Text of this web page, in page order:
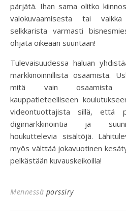
pärjätä. Ihan sama olitko
valokuvaamisesta tai
selkkarista varmasti
ohjata oikeaan suuntaan!
Tulevaisuudessa haluan
markkinoinnillista osaamista.
mitä vain osaamista
kauppatieteelliseen
videontuottajista sillä, että
digimarkkinointia ja
houkuttelevia sisältöjä.
myös välttää jokavuotinen
pelkästään kuvauskeikoilla!
Mennessä porssiry